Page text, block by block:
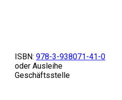
ISBN: 978-3-938071-41-0
oder Ausleihe
Geschäftsstelle